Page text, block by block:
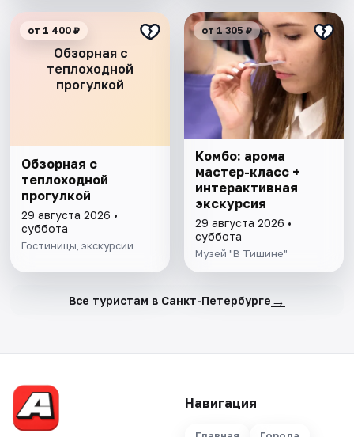
Обзорная с
теплоходной
прогулкой
от 1 400 ₽
Обзорная с
теплоходной
прогулкой
29 августа 2026 •
суббота
Гостиницы, экскурсии
от 1 305 ₽
Комбо: арома
мастер-класс +
интерактивная
экскурсия
29 августа 2026 •
суббота
Музей "В Тишине"
Все туристам в Санкт-Петербурге →
Навигация